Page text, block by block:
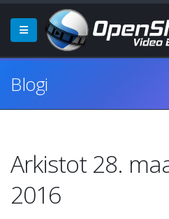
Blogi
Arkistot 28.
2016